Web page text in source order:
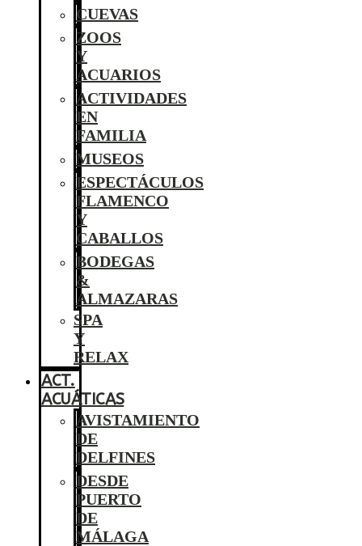
CUEVAS
ZOOS
Y
ACUARIOS
ACTIVIDADES
EN
FAMILIA
MUSEOS
ESPECTÁCULOS
FLAMENCO
Y
CABALLOS
BODEGAS
&
ALMAZARAS
SPA
Y
RELAX
ACT.
ACUÁTICAS
AVISTAMIENTO
DE
DELFINES
DESDE
PUERTO
DE
MÁLAGA